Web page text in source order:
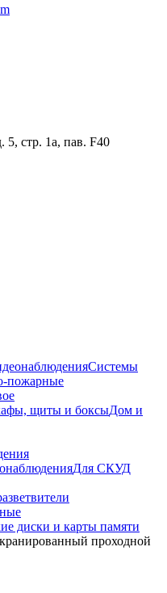
5, стр. 1а, пав. F40
Системы
пожарные
щиты и боксыДом и
Для СКУД
диски и карты памяти
проходной